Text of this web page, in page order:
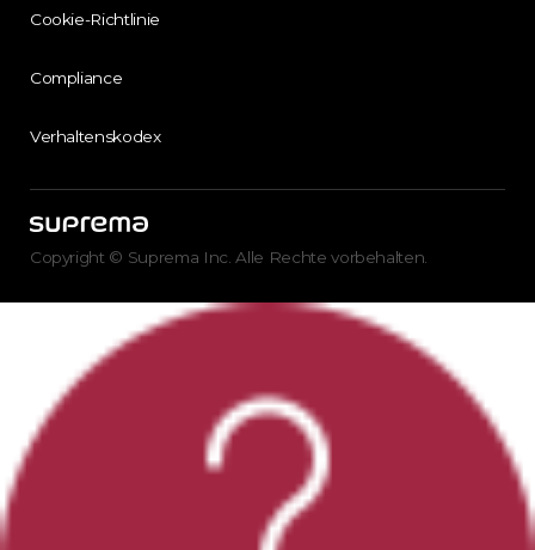
Cookie-Richtlinie
Compliance
Verhaltenskodex
Copyright © Suprema Inc. Alle Rechte vorbehalten.